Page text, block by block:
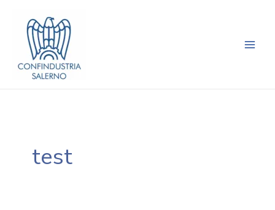
contenuto
test